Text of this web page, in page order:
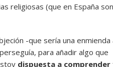
religiosas (que en España
-que sería una enmienda
para añadir algo que
dispuesta a comprender